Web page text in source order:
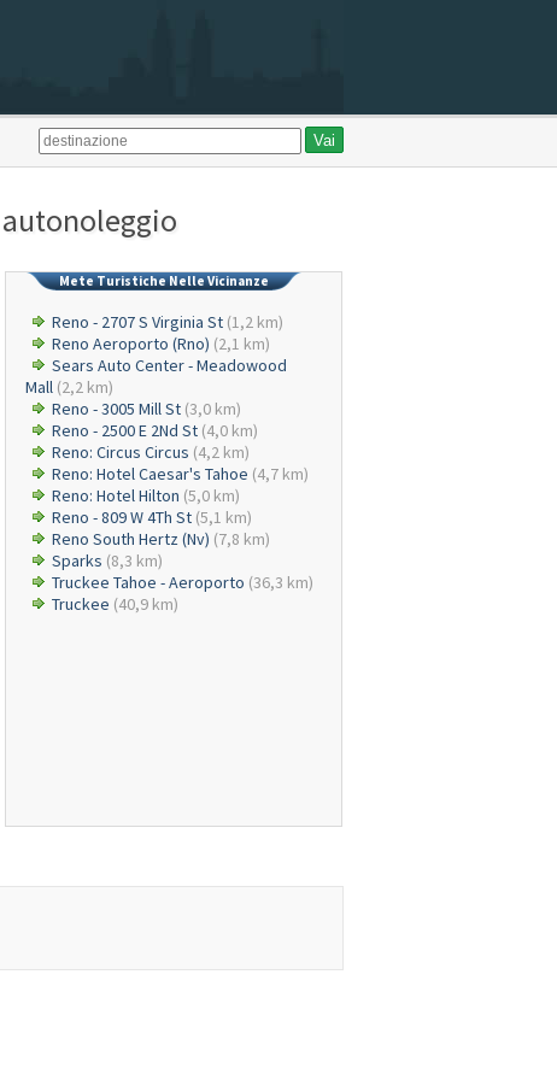
Mete Turistiche Nelle Vicinanze
Reno - 2707 S Virginia St (1,2 km)
Reno Aeroporto (Rno) (2,1 km)
Sears Auto Center - Meadowood
Mall (2,2 km)
Reno - 3005 Mill St (3,0 km)
Reno - 2500 E 2Nd St (4,0 km)
Reno: Circus Circus (4,2 km)
Reno: Hotel Caesar's Tahoe (4,7 km)
Reno: Hotel Hilton (5,0 km)
Reno - 809 W 4Th St (5,1 km)
Reno South Hertz (Nv) (7,8 km)
Sparks (8,3 km)
Truckee Tahoe - Aeroporto (36,3 km)
Truckee (40,9 km)